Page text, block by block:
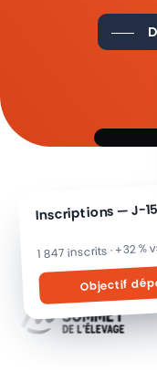
Inscriptions — J-15
1 847 inscrits · +32 %
Objectif
ILS PILOTENT